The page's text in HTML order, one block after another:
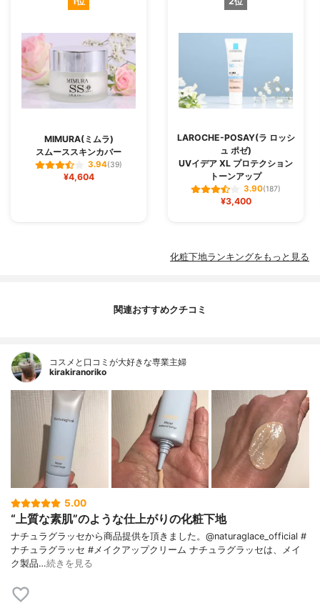
MIMURA(ミムラ)
スムーススキンカバー
3.94(39)
¥4,604
LAROCHE-POSAY(ラ ロッシ
ュ ポゼ)
UVイデア XL プロテクション
トーンアップ
3.90(187)
¥3,400
化粧下地ランキングをもっと見る
関連おすすめクチコミ
コスメと口コミが大好きな専業主婦
kirakiranoriko
5.00
“上質な素肌”のような仕上がりの化粧下地
ナチュラグラッセから商品提供を頂きました。@naturaglace_official #
ナチュラグラッセ #メイクアップクリーム ナチュラグラッセは、メイ
ク製品…続きを見る